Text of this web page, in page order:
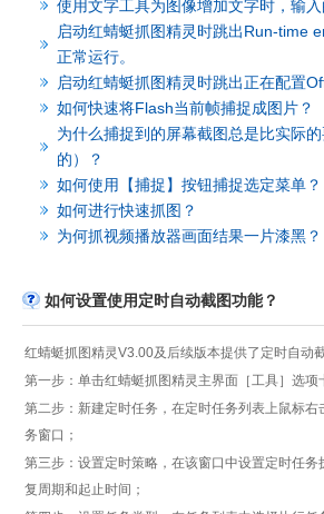
使用文字工具为图像增加文字时，输
启动红蜻蜓抓图精灵时跳出Run-time
正常运行。
启动红蜻蜓抓图精灵时跳出正在配置
如何快速将Flash当前帧捕捉成图片？
为什么捕捉到的屏幕截图总是比实际
的）？
如何使用【捕捉】按钮捕捉选定菜单？
如何进行快速抓图？
为何抓视频播放器画面结果一片漆黑？
如何设置使用定时自动截图功能？
红蜻蜓抓图精灵V3.00及后续版本提供了定时自动
第一步：单击红蜻蜓抓图精灵主界面［工具］选
第二步：新建定时任务，在定时任务列表上鼠标
务窗口；
第三步：设置定时策略，在该窗口中设置定时任
复周期和起止时间；